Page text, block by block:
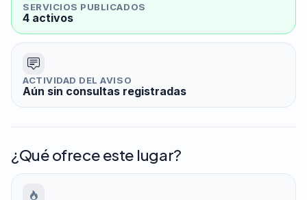
SERVICIOS PUBLICADOS
4 activos
ACTIVIDAD DEL AVISO
Aún sin consultas registradas
¿Qué ofrece este lugar?